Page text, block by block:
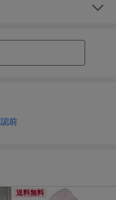
前
送料無料